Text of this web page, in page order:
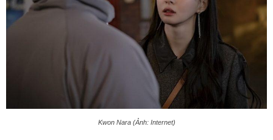
Kwon Nara (Ảnh: Internet)